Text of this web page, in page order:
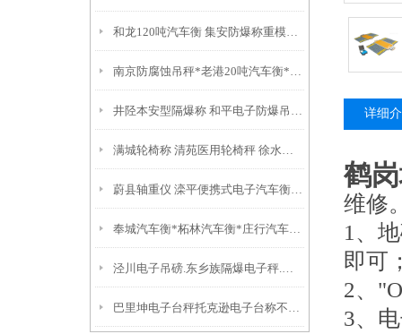
和龙120吨汽车衡 集安防爆称重模块 长岭无人值守汽车磅秤
南京防腐蚀吊秤*老港20吨汽车衡*新桥汽车地磅*古北隔爆吊秤
井陉本安型隔爆称 和平电子防爆吊称 红桥桌秤
满城轮椅称 清苑医用轮椅秤 徐水超低台面轮椅地磅秤
蔚县轴重仪 滦平便携式电子汽车衡 南皮100T地磅
奉城汽车衡*柘林汽车衡*庄行汽车衡*崇明汽车衡*苏锦汽车衡
泾川电子吊磅.东乡族隔爆电子秤.阿克塞耐高温吊磅性能优点
巴里坤电子台秤托克逊电子台称不锈钢台秤功能特点
详细
鹤
维修
1、
即可
2、
3、